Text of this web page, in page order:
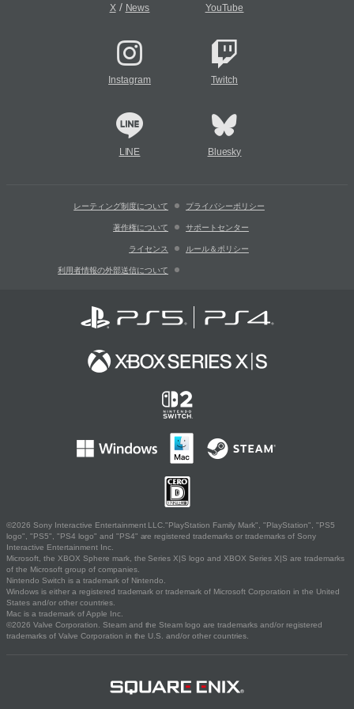
X/ News YouTube
Instagram Twitch
LINE Bluesky
レーティング制度について プライバシーポリシー
著作権について サポートセンター
ライセンス ルール＆ポリシー
利用者情報の外部送信について
©2026 Sony Interactive Entertainment LLC."PlayStation Family Mark", "PlayStation", "PS5
logo", "PS5", "PS4 logo" and "PS4" are registered trademarks or trademarks of Sony
Interactive Entertainment Inc.
Microsoft, the XBOX Sphere mark, the Series X|S logo and XBOX Series X|S are trademarks
of the Microsoft group of companies.
Nintendo Switch is a trademark of Nintendo.
Windows is either a registered trademark or trademark of Microsoft Corporation in the United
States and/or other countries.
Mac is a trademark of Apple Inc.
©2026 Valve Corporation. Steam and the Steam logo are trademarks and/or registered
trademarks of Valve Corporation in the U.S. and/or other countries.